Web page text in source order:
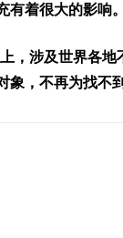
着很大的影响。
，涉及世界各
象，不再为找不